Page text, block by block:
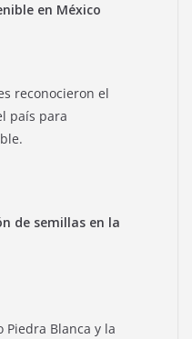
en México
reconocieron el
país para
de semillas en la
Blanca y la